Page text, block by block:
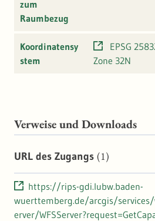
zum
Raumbezug
Koordinatensy
stem
EPSG
Zone 32N
Verweise und Downloads
URL des Zugangs (1)
https://rips-gdi.lubw.baden-
wuerttemberg.de/arcgis/
erver/